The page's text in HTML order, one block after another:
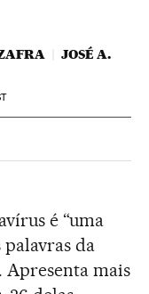
JOSÉ A.
é “uma
palavras da
Apresenta mais